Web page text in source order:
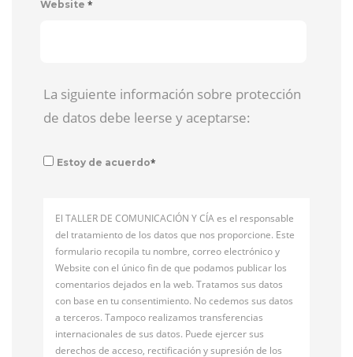
Website *
La siguiente información sobre protección
de datos debe leerse y aceptarse:
Estoy de acuerdo*
El TALLER DE COMUNICACIÓN Y CÍA es el responsable
del tratamiento de los datos que nos proporcione. Este
formulario recopila tu nombre, correo electrónico y
Website con el único fin de que podamos publicar los
comentarios dejados en la web. Tratamos sus datos
con base en tu consentimiento. No cedemos sus datos
a terceros. Tampoco realizamos transferencias
internacionales de sus datos. Puede ejercer sus
derechos de acceso, rectificación y supresión de los